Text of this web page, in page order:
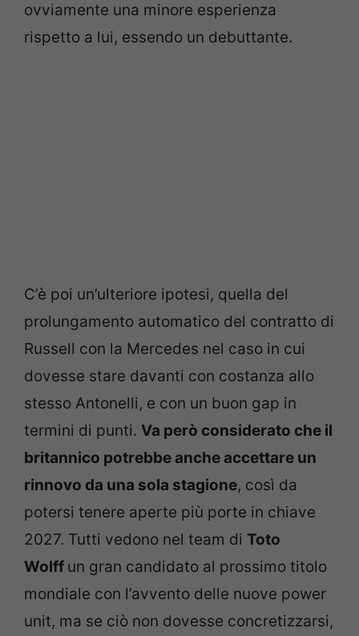
ovviamente una minore esperienza
rispetto a lui, essendo un debuttante.
C’è poi un’ulteriore ipotesi, quella del
prolungamento automatico del contratto di
Russell con la Mercedes nel caso in cui
dovesse stare davanti con costanza allo
stesso Antonelli, e con un buon gap in
termini di punti. Va però considerato che il
britannico potrebbe anche accettare un
rinnovo da una sola stagione, così da
potersi tenere aperte più porte in chiave
2027. Tutti vedono nel team di Toto
Wolff un gran candidato al prossimo titolo
mondiale con l’avvento delle nuove power
unit, ma se ciò non dovesse concretizzarsi,